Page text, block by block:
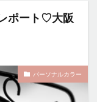
ポート♡大阪
パーソナルカラー